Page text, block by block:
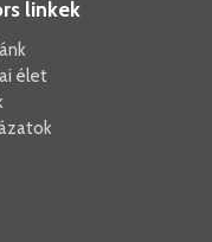
linkek
élet